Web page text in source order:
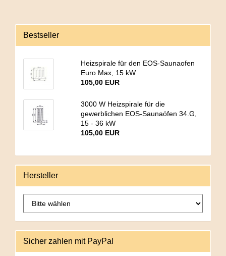
Bestseller
Heizspirale für den EOS-Saunaofen
Euro Max, 15 kW
105,00 EUR
3000 W Heizspirale für die
gewerblichen EOS-Saunaöfen 34.G,
15 - 36 kW
105,00 EUR
Hersteller
Sicher zahlen mit PayPal